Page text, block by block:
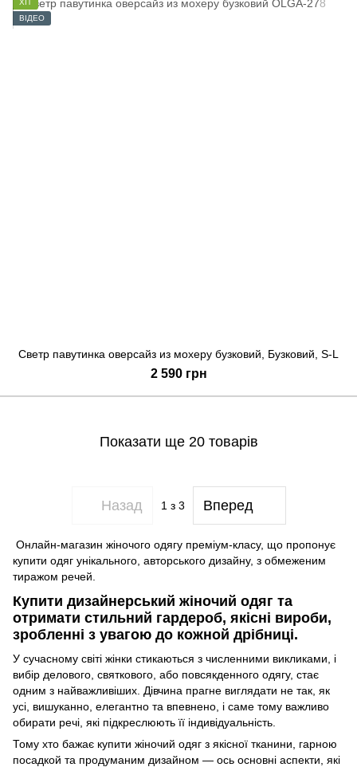
ХІТ
ВІДЕО
Светр павутинка оверсайз из мохеру бузковий, Бузковий, S-L
2 590 грн
Показати ще 20 товарів
Назад 1 з 3 Вперед
Онлайн-магазин жіночого одягу преміум-класу, що пропонує
купити одяг унікального, авторського дизайну, з обмеженим
тиражом речей.
Купити дизайнерський жіночий одяг та
отримати стильний гардероб, якісні вироби,
зробленні з увагою до кожной дрібниці.
У сучасному світі жінки стикаються з численними викликами, і
вибір делового, святкового, або повсякденного одягу, стає
одним з найважливіших. Дівчина прагне виглядати не так, як
усі, вишуканно, елегантно та впевнено, і саме тому важливо
обирати речі, які підкреслюють її індивідуальність.
Тому хто бажає купити жіночий одяг з якісної тканини, гарною
посадкой та продуманим дизайном — ось основні аспекти, які